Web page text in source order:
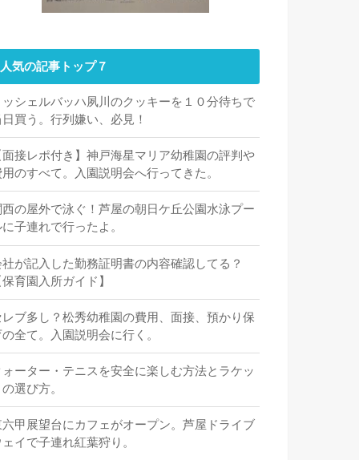
人気の記事トップ７
ッシェルバッハ夙川のクッキーを１０分待ちで
買う。行列嫌い、必見！
面接レポ付き】神戸海星マリア幼稚園の評判や
用のすべて。入園説明会へ行ってきた。
西の屋外で泳ぐ！芦屋の朝日ケ丘公園水泳プー
子連れで行ったよ。
社が記入した勤務証明書の内容確認してる？
育園入所ガイド】
レブ多し？松秀幼稚園の費用、面接、預かり保
全て。入園説明会に行く。
ォーター・テニスを安全に楽しむ方法とラケッ
選び方。
六甲展望台にカフェがオープン。芦屋ドライブ
イで子連れ紅葉狩り。